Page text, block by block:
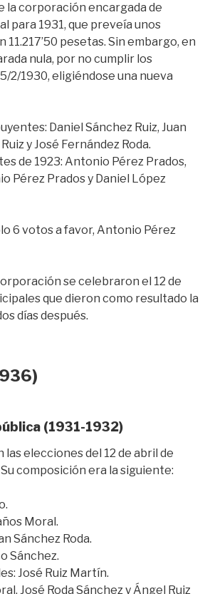
la corporación encargada de
para 1931, que preveía unos
pesetas. Sin embargo, en
nula, por no cumplir los
2/1930, eligiéndose una nueva
Daniel Sánchez Ruiz, Juan
y José Fernández Roda.
de 1923: Antonio Pérez Prados,
Pérez Prados y Daniel López
6 votos a favor, Antonio Pérez
se celebraron el 12 de
que dieron como resultado la
días después.
(1931-1932)
elecciones del 12 de abril de
composición era la siguiente:
Moral.
Sánchez Roda.
Sánchez.
José Ruiz Martín.
José Roda Sánchez y Ángel Ruiz